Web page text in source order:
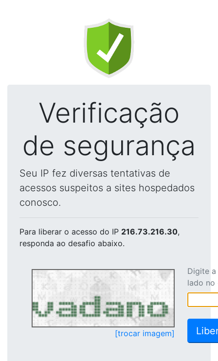
Verificação
de segurança
Seu IP fez diversas tentativas de
acessos suspeitos a sites hospedados
conosco.
Para liberar o acesso do IP 216.73.216.30,
responda ao desafio abaixo.
[trocar imagem]
Digite
lado no